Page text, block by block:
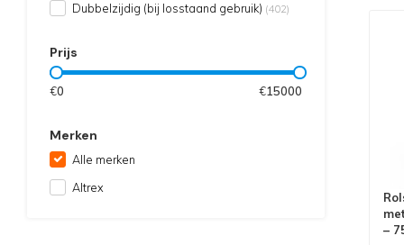
Dubbelzijdig (bij losstaand gebruik) (402)
Prijs
€0 €15000
Merken
Alle merken
Altrex
–